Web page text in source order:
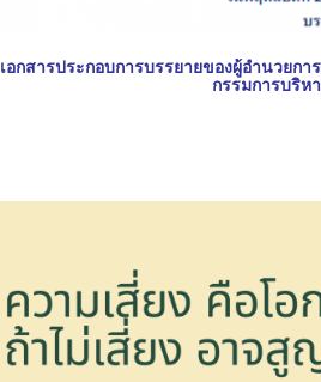
เอกสารประกอบการบรรยายของผู้อำนวยก
กรรมการบริห